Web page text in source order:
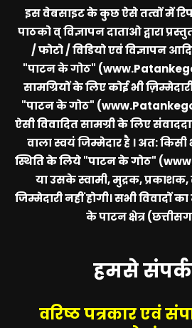
इस वेबसाइट के कुछ ऐसे तत्वों में
पाठको व् विज्ञापन दाताओ द्वारा
/ फोटो / विडियो एवं विज्ञापन
"पाटन के गोठ"
सामग्रियों के लिए कोई भी
"पाटन के गोठ"
ऐसी विवादित सामग्री के लिए
वाला स्वयं जिम्मेदार है । अत: किसी
स्थिति के लिये"पाटन के गोठ"
या उसके स्वामी, मुद्रक,
जिम्मेदारी नहीं होगी। सभी विवादों
के पाटन क्षेत्र
हमसे
वरिष्ठ पत्रकार एवं